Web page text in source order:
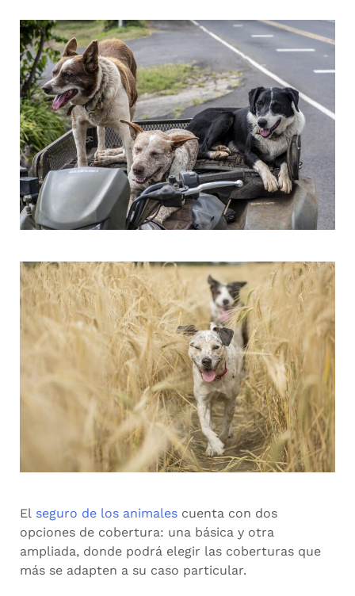
El seguro de los animales cuenta con dos
opciones de cobertura: una básica y otra
ampliada, donde podrá elegir las coberturas que
más se adapten a su caso particular.